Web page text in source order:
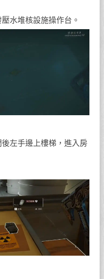
水堆核設施操作台。
左手邊上樓梯，進入房